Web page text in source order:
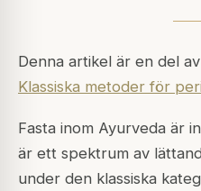
Denna artikel är en del
Klassiska metoder för
Fasta inom Ayurveda är
är ett spektrum av
under den klassiska